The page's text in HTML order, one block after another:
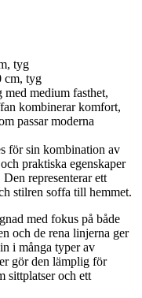
tyg
medium fasthet,
kombinerar komfort,
passar moderna
för sin kombination av
praktiska egenskaper
representerar ett
stilren soffa till hemmet.
med fokus på både
och de rena linjerna ger
i många typer av
gör den lämplig för
sittplatser och ett